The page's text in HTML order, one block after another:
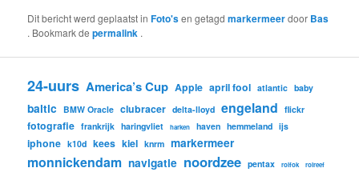
Dit bericht werd geplaatst inFoto'sen getagdmarkermeerdoor Bas
. Bookmark depermalink .
24-uurs America’s Cup Apple april fool atlantic baby
baltic BMW Oracle clubracer delta-lloyd engeland flickr
fotografie frankrijk haringvliet harken haven hemmeland ijs
iphone k10d kees kiel knrm markermeer
monnickendam navigatie noordzee pentax rolfok rolreef